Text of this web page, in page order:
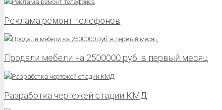
Реклама ремонт телефонов
Продали мебели на 2500000 руб. в первый месяц
Разработка чертежей стадии КМД